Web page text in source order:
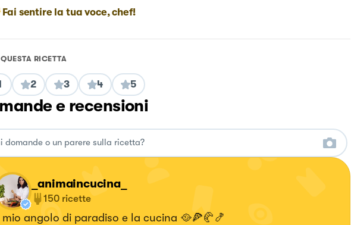
Fai sentire la tua voce, chef!
RICETTA
2 3 4 5
e recensioni
_animaincucina_
150 ricette
mio angolo di paradiso e la cucina 🥘🍕🥐🍤